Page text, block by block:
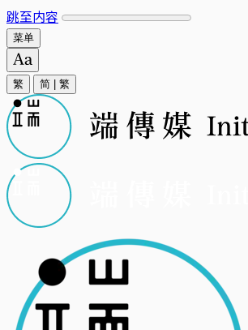
跳至内容
菜单
繁 简 繁